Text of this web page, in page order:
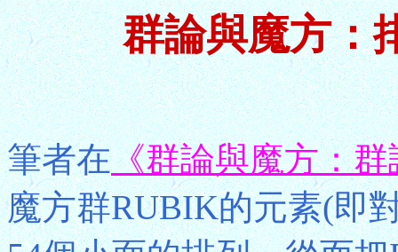
群論與魔方：
筆者在《群論與魔方：
魔方群RUBIK的元素(即